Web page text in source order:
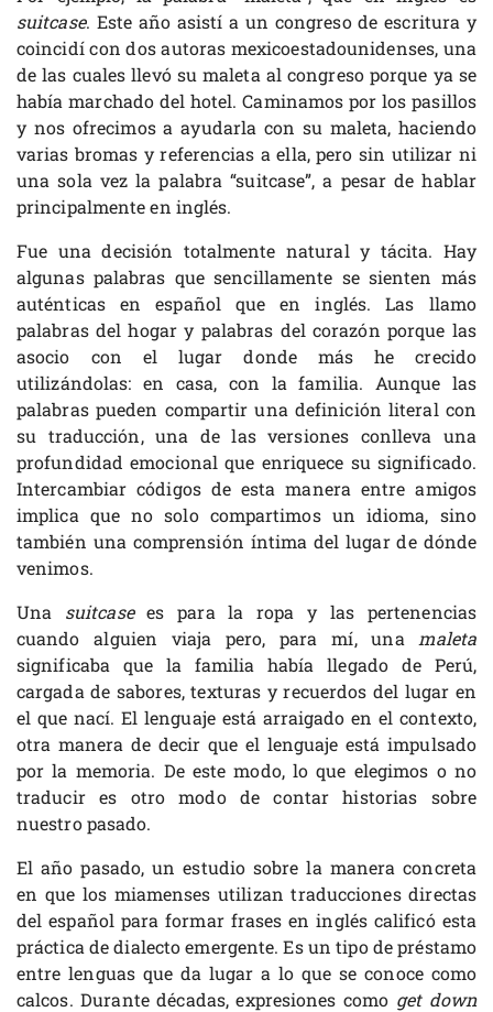
suitcase. Este año asistí a un congreso de escritura y
coincidí con dos autoras mexicoestadounidenses, una
de las cuales llevó su maleta al congreso porque ya se
había marchado del hotel. Caminamos por los pasillos
y nos ofrecimos a ayudarla con su maleta, haciendo
varias bromas y referencias a ella, pero sin utilizar ni
una sola vez la palabra “suitcase”, a pesar de hablar
principalmente en inglés.
Fue una decisión totalmente natural y tácita. Hay
algunas palabras que sencillamente se sienten más
auténticas en español que en inglés. Las llamo
palabras del hogar y palabras del corazón porque las
asocio con el lugar donde más he crecido
utilizándolas: en casa, con la familia. Aunque las
palabras pueden compartir una definición literal con
su traducción, una de las versiones conlleva una
profundidad emocional que enriquece su significado.
Intercambiar códigos de esta manera entre amigos
implica que no solo compartimos un idioma, sino
también una comprensión íntima del lugar de dónde
venimos.
Una suitcasees para la ropa y las pertenencias
cuando alguien viaja pero, para mí, una maleta
significaba que la familia había llegado de Perú,
cargada de sabores, texturas y recuerdos del lugar en
el que nací. El lenguaje está arraigado en el contexto,
otra manera de decir que el lenguaje está impulsado
por la memoria. De este modo, lo que elegimos o no
traducir es otro modo de contar historias sobre
nuestro pasado.
El año pasado, un estudio sobre la manera concreta
en que los miamenses utilizan traducciones directas
del español para formar frases en inglés calificó esta
práctica de dialecto emergente. Es un tipo de préstamo
entre lenguas que da lugar a lo que se conoce como
calcos. Durante décadas, expresiones como get down